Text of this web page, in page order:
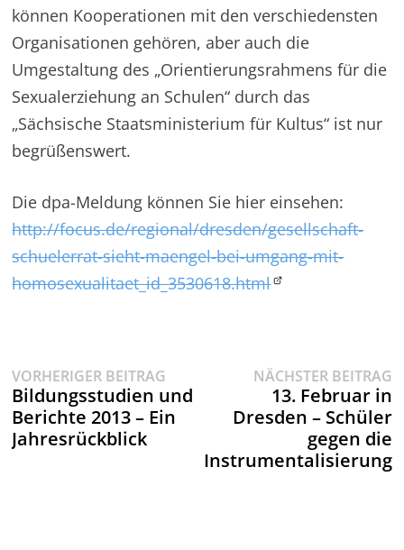
können Kooperationen mit den verschiedensten
Organisationen gehören, aber auch die
Umgestaltung des „Orientierungsrahmens für die
Sexualerziehung an Schulen“ durch das
„Sächsische Staatsministerium für Kultus“ ist nur
begrüßenswert.
Die dpa-Meldung können Sie hier einsehen:
http://focus.de/regional/dresden/gesellschaft-
schuelerrat-sieht-maengel-bei-umgang-mit-
homosexualitaet_id_3530618.html
Beitragsnavigation
VORHERIGER BEITRAG
Beitrag:
Bildungsstudien und
Berichte 2013 – Ein
Jahresrückblick
NÄCHSTER BEITRAG
13. Februar in
Dresden – Schüler
gegen die
Instrumentalisierung